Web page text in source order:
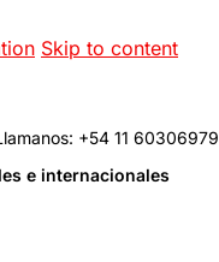
Skip to content
+54 11 60306979
e internacionales